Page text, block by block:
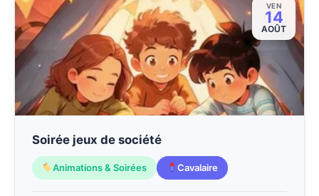
VEN
14
AOÛT
Soirée jeux de société
Animations & Soirées Cavalaire